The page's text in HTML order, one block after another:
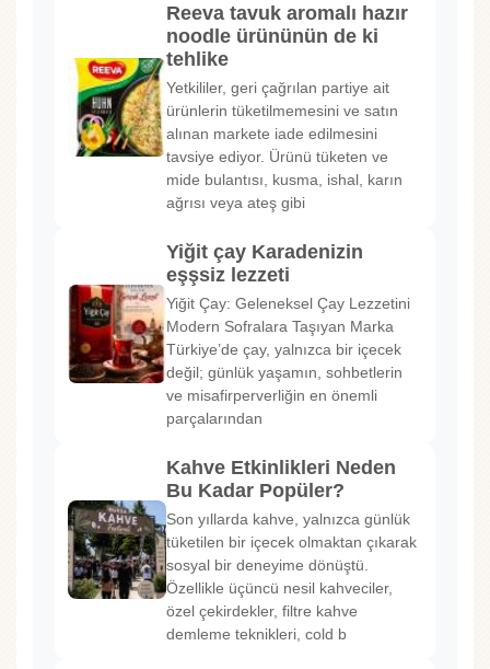
Reeva tavuk aromalı hazır
noodle ürününün de ki
tehlike
Yetkililer, geri çağrılan partiye ait
ürünlerin tüketilmemesini ve satın
alınan markete iade edilmesini
tavsiye ediyor. Ürünü tüketen ve
mide bulantısı, kusma, ishal, karın
ağrısı veya ateş gibi
Yiğit çay Karadenizin
eşşsiz lezzeti
Yiğit Çay: Geleneksel Çay Lezzetini
Modern Sofralara Taşıyan Marka
Türkiye’de çay, yalnızca bir içecek
değil; günlük yaşamın, sohbetlerin
ve misafirperverliğin en önemli
parçalarından
Kahve Etkinlikleri Neden
Bu Kadar Popüler?
Son yıllarda kahve, yalnızca günlük
tüketilen bir içecek olmaktan çıkarak
sosyal bir deneyime dönüştü.
Özellikle üçüncü nesil kahveciler,
özel çekirdekler, filtre kahve
demleme teknikleri, cold b